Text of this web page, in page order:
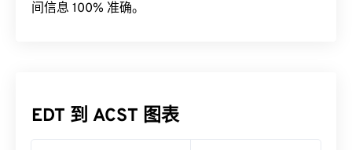
间信息 100% 准确。
EDT 到 ACST 图表